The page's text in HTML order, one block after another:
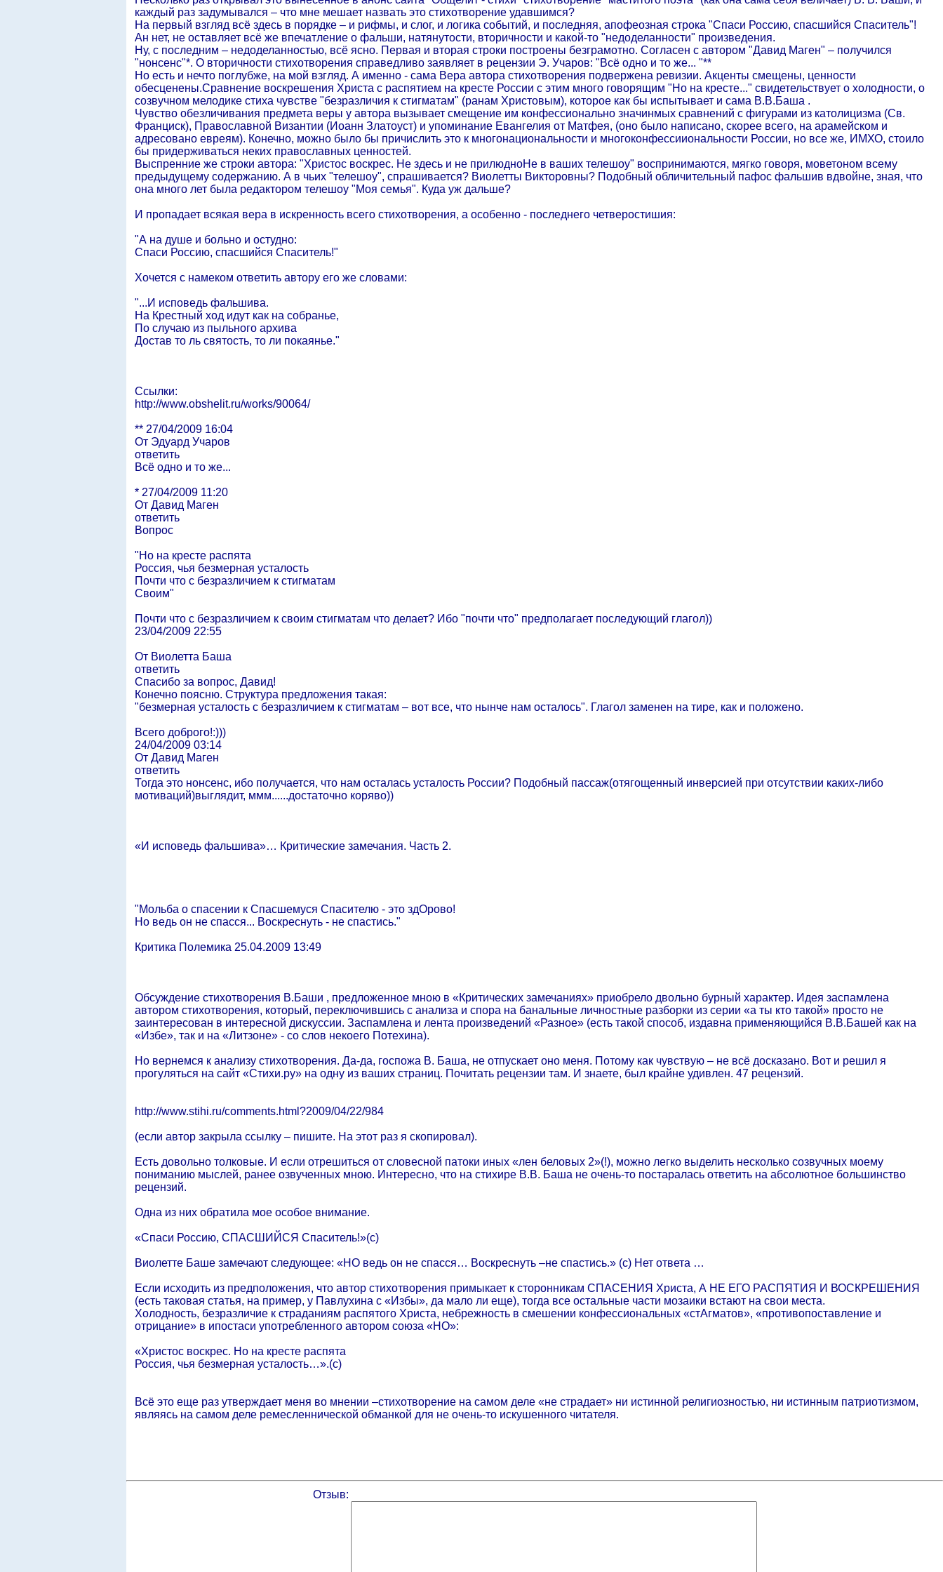
каждый раз задумывался – что мне мешает назвать это стихотворение удавшимся?
На первый взгляд всё здесь в порядке – и рифмы, и слог, и логика событий, и последняя, апофеозная строка "Спаси Россию, спасшийся Спаситель"!
Ан нет, не оставляет всё же впечатление о фальши, натянутости, вторичности и какой-то "недоделанности" произведения.
Ну, с последним – недоделанностью, всё ясно. Первая и вторая строки построены безграмотно. Согласен с автором "Давид Маген" – получился
"нонсенс"*. О вторичности стихотворения справедливо заявляет в рецензии Э. Учаров: "Всё одно и то же... "**
Но есть и нечто поглубже, на мой взгляд. А именно - сама Вера автора стихотворения подвержена ревизии. Акценты смещены, ценности
обесценены.Сравнение воскрешения Христа с распятием на кресте России с этим много говорящим "Но на кресте..." свидетельствует о холодности, о
созвучном мелодике стиха чувстве "безразличия к стигматам" (ранам Христовым), которое как бы испытывает и сама В.В.Баша .
Чувство обезличивания предмета веры у автора вызывает смещение им конфессионально значинмых сравнений с фигурами из католицизма (Св.
Франциск), Православной Византии (Иоанн Златоуст) и упоминание Евангелия от Матфея, (оно было написано, скорее всего, на арамейском и
адресовано евреям). Конечно, можно было бы причислить это к многонациональности и многоконфессииональности России, но все же, ИМХО, стоило
бы придерживаться неких православных ценностей.
Выспренние же строки автора: "Христос воскрес. Не здесь и не прилюдноНе в ваших телешоу" воспринимаются, мягко говоря, моветоном всему
предыдущему содержанию. А в чьих "телешоу", спрашивается? Виолетты Викторовны? Подобный обличительный пафос фальшив вдвойне, зная, что
она много лет была редактором телешоу "Моя семья". Куда уж дальше?
И пропадает всякая вера в искренность всего стихотворения, а особенно - последнего четверостишия:
"А на душе и больно и остудно:
Спаси Россию, спасшийся Спаситель!"
Хочется с намеком ответить автору его же словами:
"...И исповедь фальшива.
На Крестный ход идут как на собранье,
По случаю из пыльного архива
Достав то ль святость, то ли покаянье."
Ссылки:
http://www.obshelit.ru/works/90064/
** 27/04/2009 16:04
От Эдуард Учаров
ответить
Всё одно и то же...
* 27/04/2009 11:20
От Давид Маген
ответить
Вопрос
"Но на кресте распята
Россия, чья безмерная усталость
Почти что с безразличием к стигматам
Своим"
Почти что с безразличием к своим стигматам что делает? Ибо "почти что" предполагает последующий глагол))
23/04/2009 22:55
От Виолетта Баша
ответить
Спасибо за вопрос, Давид!
Конечно поясню. Структура предложения такая:
"безмерная усталость с безразличием к стигматам – вот все, что нынче нам осталось". Глагол заменен на тире, как и положено.
Всего доброго!:)))
24/04/2009 03:14
От Давид Маген
ответить
Тогда это нонсенс, ибо получается, что нам осталась усталость России? Подобный пассаж(отягощенный инверсией при отсутствии каких-либо
мотиваций)выглядит, ммм......достаточно коряво))
«И исповедь фальшива»… Критические замечания. Часть 2.
"Мольба о спасении к Спасшемуся Спасителю - это здОрово!
Но ведь он не спасся... Воскреснуть - не спастись."
Критика Полемика 25.04.2009 13:49
Обсуждение стихотворения В.Баши , предложенное мною в «Критических замечаниях» приобрело двольно бурный характер. Идея заспамлена
автором стихотворения, который, переключившись с анализа и спора на банальные личностные разборки из серии «а ты кто такой» просто не
заинтересован в интересной дискуссии. Заспамлена и лента произведений «Разное» (есть такой способ, издавна применяющийся В.В.Башей как на
«Избе», так и на «Литзоне» - со слов некоего Потехина).
Но вернемся к анализу стихотворения. Да-да, госпожа В. Баша, не отпускает оно меня. Потому как чувствую – не всё досказано. Вот и решил я
прогуляться на сайт «Стихи.ру» на одну из ваших страниц. Почитать рецензии там. И знаете, был крайне удивлен. 47 рецензий.
http://www.stihi.ru/comments.html?2009/04/22/984
(если автор закрыла ссылку – пишите. На этот раз я скопировал).
Есть довольно толковые. И если отрешиться от словесной патоки иных «лен беловых 2»(!), можно легко выделить несколько созвучных моему
пониманию мыслей, ранее озвученных мною. Интересно, что на стихире В.В. Баша не очень-то постаралась ответить на абсолютное большинство
рецензий.
Одна из них обратила мое особое внимание.
«Спаси Россию, СПАСШИЙСЯ Спаситель!»(с)
Виолетте Баше замечают следующее: «НО ведь он не спасся… Воскреснуть –не спастись.» (с) Нет ответа …
Если исходить из предположения, что автор стихотворения примыкает к сторонникам СПАСЕНИЯ Христа, А НЕ ЕГО РАСПЯТИЯ И ВОСКРЕШЕНИЯ
(есть таковая статья, на пример, у Павлухина с «Избы», да мало ли еще), тогда все остальные части мозаики встают на свои места.
Холодность, безразличие к страданиям распятого Христа, небрежность в смешении конфессиональных «стАгматов», «противопоставление и
отрицание» в ипостаси употребленного автором союза «НО»:
«Христос воскрес. Но на кресте распята
Россия, чья безмерная усталость…».(c)
Всё это еще раз утверждает меня во мнении –стихотворение на самом деле «не страдает» ни истинной религиозностью, ни истинным патриотизмом,
являясь на самом деле ремесленнической обманкой для не очень-то искушенного читателя.
Отзыв: